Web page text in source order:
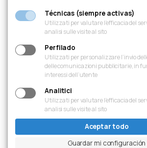
Técnicas (siempre activas)
Utilizzati per valutare l’efficacia del
analisi sulle visite al sito
Perfilado
Utilizzati per personalizzare l’invio
delle comunicazioni pubblicitarie, in
interessi dell’utente
Analitici
Utilizzati per valutare l’efficacia del
analisi sulle visite al sito
Aceptar todo
Guardar mi configuración